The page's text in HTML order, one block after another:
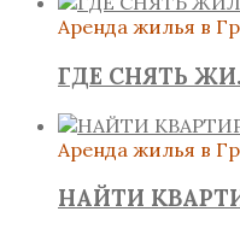
Аренда жилья в
ГДЕ СНЯТЬ
Аренда жилья в
НАЙТИ